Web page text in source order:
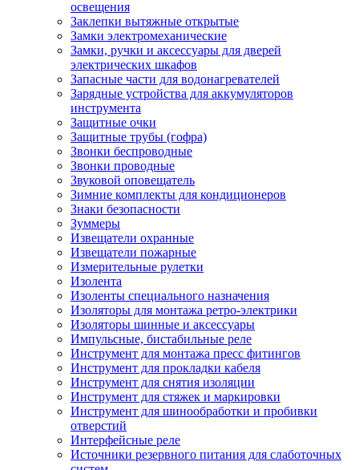
освещения
Заклепки вытяжные открытые
Замки электромеханические
Замки, ручки и аксессуары для дверей
электрических шкафов
Запасные части для водонагревателей
Зарядные устройства для аккумуляторов
инструмента
Защитные очки
Защитные трубы (гофра)
Звонки беспроводные
Звонки проводные
Звуковой оповещатель
Зимние комплекты для кондиционеров
Знаки безопасности
Зуммеры
Извещатели охранные
Извещатели пожарные
Измерительные рулетки
Изолента
Изоленты специального назначения
Изоляторы для монтажа ретро-электрики
Изоляторы шинные и аксессуары
Импульсные, бистабильные реле
Инструмент для монтажа пресс фитингов
Инструмент для прокладки кабеля
Инструмент для снятия изоляции
Инструмент для стяжек и маркировки
Инструмент для шинообработки и пробивки
отверстий
Интерфейсные реле
Источники резервного питания для слаботочных